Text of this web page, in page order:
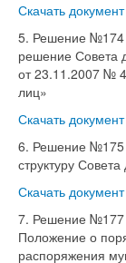
Скачать документ
5. Решение №174
решение Совета
от 23.11.2007 №
лиц»
Скачать документ
6. Решение №175
структуру
Скачать документ
7. Решение №177
Положение о
распоряжения